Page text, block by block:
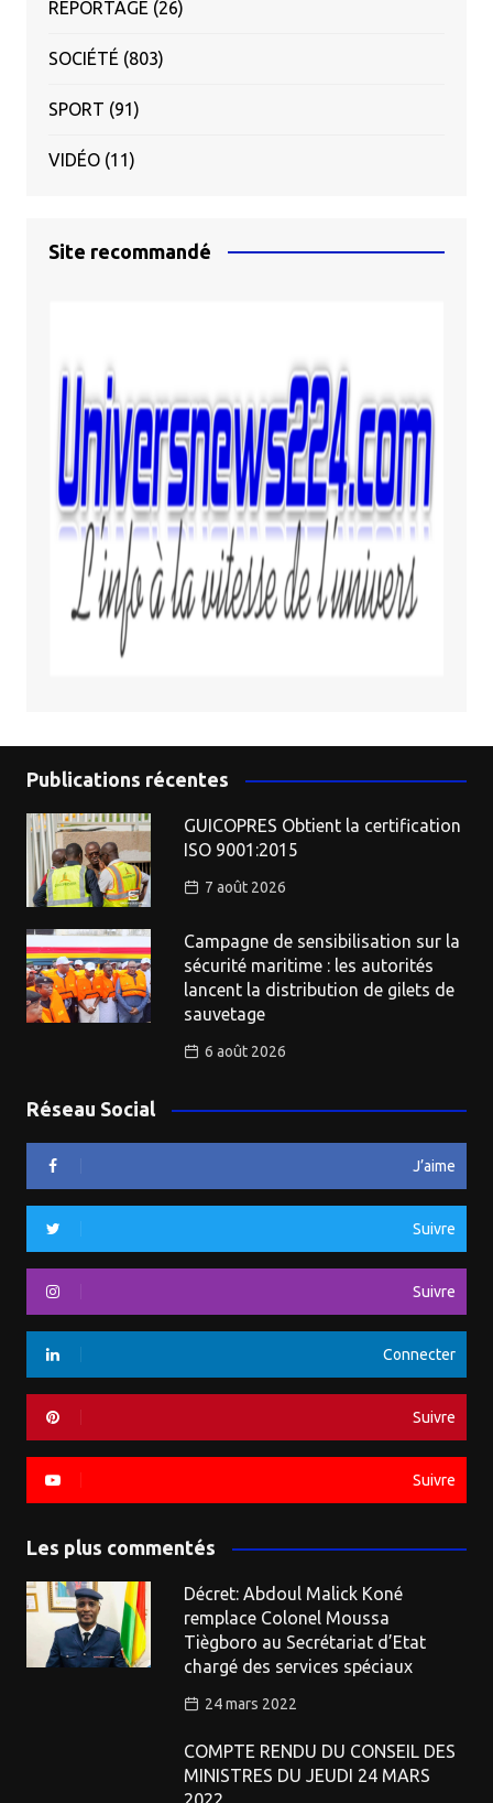
REPORTAGE (26)
SOCIÉTÉ (803)
SPORT (91)
VIDÉO(11)
Site recommandé
Publications récentes
GUICOPRES Obtient la certification
ISO 9001:2015
7 août 2026
Campagne de sensibilisation sur la
sécurité maritime : les autorités
lancent la distribution de gilets de
sauvetage
6 août 2026
Réseau Social
J’aime
Suivre
Suivre
Connecter
Suivre
Suivre
Les plus commentés
Décret: Abdoul Malick Koné
remplace Colonel Moussa
Tiègboro au Secrétariat d’Etat
chargé des services spéciaux
24 mars 2022
COMPTE RENDU DU CONSEIL DES
MINISTRES DU JEUDI 24 MARS